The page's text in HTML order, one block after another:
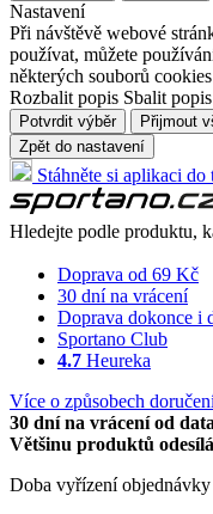
Nastavení
Při návštěvě webové
používat, můžete
některých souborů
Rozbalit popis Sbalit popis
Potvrdit výběr
Přijmout
Zpět do nastavení
Stáhněte si aplikaci
Hledejte podle produktu,
Doprava od 69 Kč
30 dní na vrácení
Doprava dokonce i
Sportano Club
4.7 Heureka
Více o způsobech
30 dní na vrácení od
Většinu produktů
Doba vyřízení objednávky